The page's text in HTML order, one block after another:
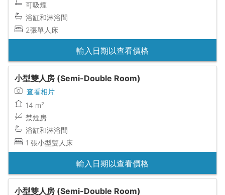
可吸煙
浴缸和淋浴間
2張單人床
輸入日期以查看價格
小型雙人房 (Semi-Double Room)
查看相片
14 m²
禁煙房
浴缸和淋浴間
1 張小型雙人床
輸入日期以查看價格
小型雙人房 (Semi-Double Room)